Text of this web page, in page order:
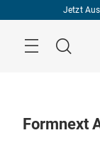
Jetzt
Suche
Formnext